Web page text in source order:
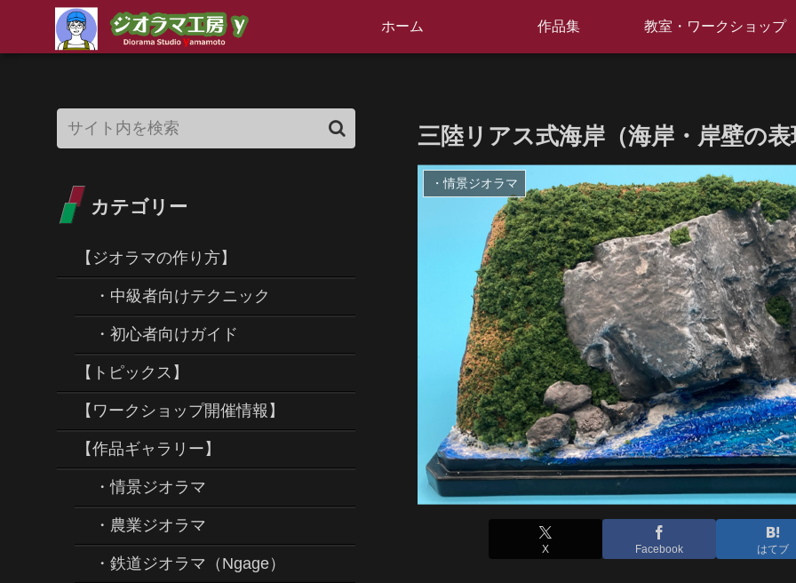
ホーム 作品集 教室・ワークショップ
三陸リアス式海岸（海岸・岸壁の表
・情景ジオラマ
X Facebook はてブ
カテゴリー
【ジオラマの作り方】
・中級者向けテクニック
・初心者向けガイド
【トピックス】
【ワークショップ開催情報】
【作品ギャラリー】
・情景ジオラマ
・農業ジオラマ
・鉄道ジオラマ（Ngage）